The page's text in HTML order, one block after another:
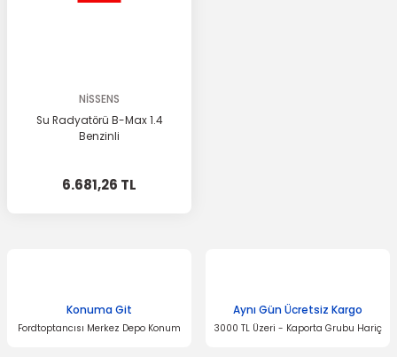
NİSSENS
Su Radyatörü B-Max 1.4
Benzinli
6.681,26 TL
Konuma Git
Fordtoptancısı Merkez Depo Konum
Aynı Gün Ücretsiz Kargo
3000 TL Üzeri - Kaporta Grubu Hariç